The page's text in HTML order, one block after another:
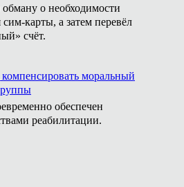
о необходимости
карты, а затем перевёл
счёт.
моральный
обеспечен
реабилитации.